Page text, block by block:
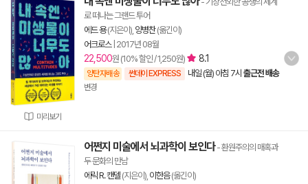
미리보기
로 떠나는 그랜드 투어
에드 용(지은이), 양병찬(옮긴이)
어크로스| 2017년 08월
22,500원 (10% 할인 / 1,250원) 8.1
양탄자배송 썬데이 EXPRESS 내일 (월) 아침 7시 출근전 배송
변경
어쩐지 미술에서 뇌과학이 보인다- 환원주의의 매혹과
두 문화의 만남
에릭 R. 캔델 (지은이), 이한음(옮긴이)